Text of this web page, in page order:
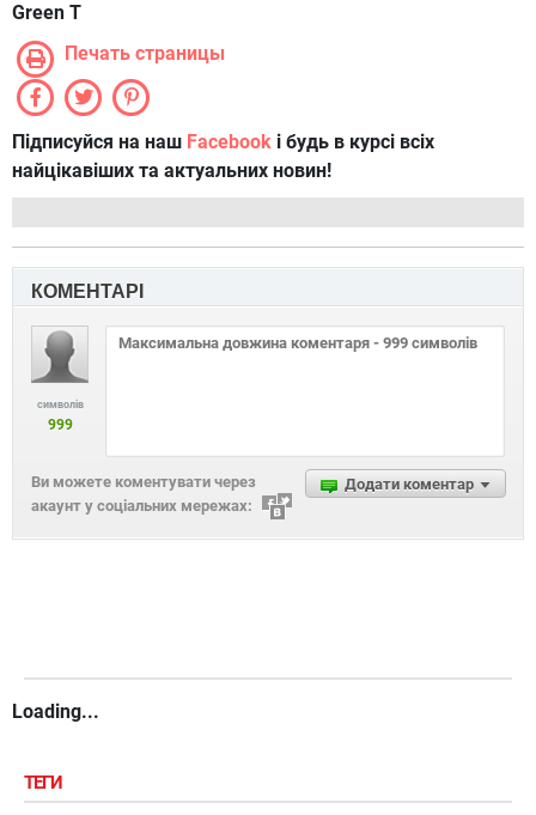
Green T
Печать страницы
Підписуйся на наш Facebook і будь в курсі всіх
найцікавіших та актуальних новин!
КОМЕНТАРІ
символів
999
Додати коментар
Ви можете коментувати через
акаунт у соціальних мережах:
Loading...
ТЕГИ